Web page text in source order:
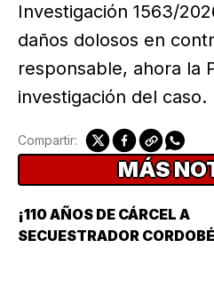
Investigación 1563/
daños dolosos en
responsable, ahora la
investigación del caso.
Compartir:
MÁS
¡110 AÑOS DE CÁRCEL A
SECUESTRADOR